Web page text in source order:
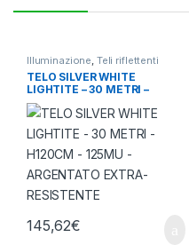
Illuminazione, Teli riflettenti
TELO SILVER WHITE
LIGHTITE – 30 METRI –
H120CM – 125MU –
ARGENTATO EXTRA-
RESISTENTE
145,62€